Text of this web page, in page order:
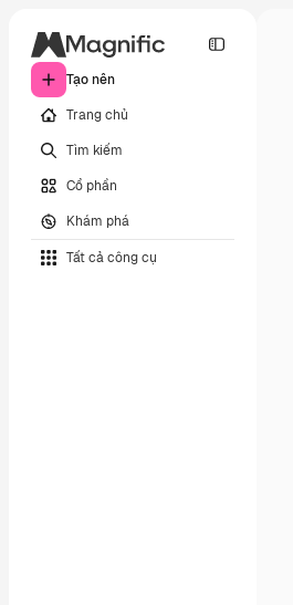
Tạo nên
Trang chủ
Tìm kiếm
Cổ phần
Khám phá
Tất cả công cụ